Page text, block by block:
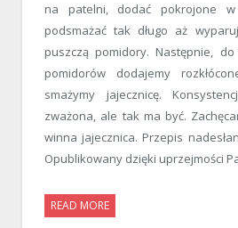
na patelni, dodać pokrojone
podsmażać tak długo aż
puszczą pomidory. Następnie,
pomidorów dodajemy
smażymy jajecznicę.
zważona, ale tak ma być.
winna jajecznica. Przepis
Opublikowany dzięki uprzejmości
READ MORE